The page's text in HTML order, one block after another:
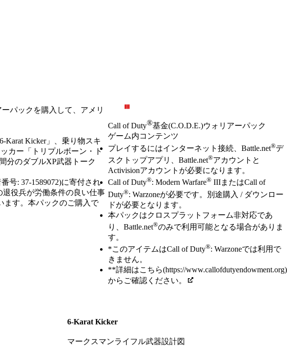
Call of Duty®基金(C.O.D.E.)ウォリアーパック
ゲーム内コンテンツ
価格
Available actions
プレイするにはインターネット接続、Battle.net®デ
スクトップアプリ、Battle.net®アカウントと
Activisionアカウントが必要になります。
Call of Duty®: Modern Warfare® IIIまたはCall of
Duty®: Warzoneが必要です。別途購入 / ダウンロー
ドが必要となります。
本パックはクロスプラットフォーム非対応であ
り、Battle.net®のみで利用可能となる場合がありま
す。
*このアイテムはCall of Duty®: Warzoneでは利用で
きません。
**詳細はこちら(https://www.callofdutyendowment.org)
からご確認ください。
パックを購入して、アメリ
Karat Kicker」、乗り物スキ
カー「トリプルボーン・ト
分のダブルXP武器トーク
号: 37-1589072)に寄付され
退役兵が労働条件の良い仕事
ます。本パックのご購入で
6-Karat Kicker
マークスマンライフル武器設計図